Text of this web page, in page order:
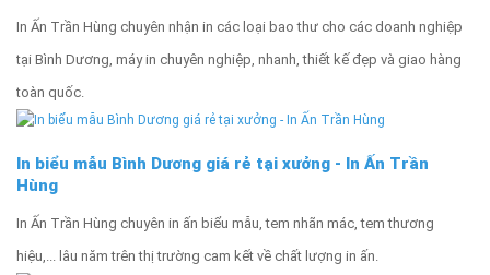
In Ấn Trần Hùng chuyên nhận in các loại bao thư cho các doanh nghiệp
tại Bình Dương, máy in chuyên nghiệp, nhanh, thiết kế đẹp và giao hàng
toàn quốc.
In biểu mẫu Bình Dương giá rẻ tại xưởng - In Ấn Trần
Hùng
In Ấn Trần Hùng chuyên in ấn biểu mẫu, tem nhãn mác, tem thương
hiệu,... lâu năm trên thị trường cam kết về chất lượng in ấn.